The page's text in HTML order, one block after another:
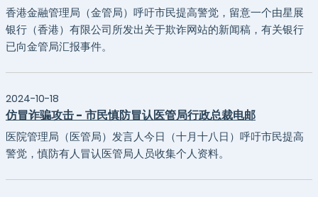
香港金融管理局（金管局）呼吁市民提高警觉，留意一个由星展
银行（香港）有限公司所发出关于欺诈网站的新闻稿，有关银行
已向金管局汇报事件。
2024-10-18
仿冒诈骗攻击 - 市民慎防冒认医管局行政总裁电邮
医院管理局（医管局）发言人今日（十月十八日）呼吁市民提高
警觉，慎防有人冒认医管局人员收集个人资料。